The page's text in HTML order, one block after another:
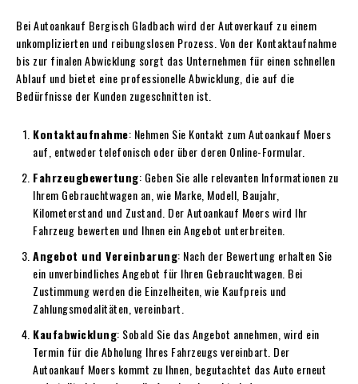
Bei Autoankauf Bergisch Gladbach wird der Autoverkauf zu einem
unkomplizierten und reibungslosen Prozess. Von der Kontaktaufnahme
bis zur finalen Abwicklung sorgt das Unternehmen für einen schnellen
Ablauf und bietet eine professionelle Abwicklung, die auf die
Bedürfnisse der Kunden zugeschnitten ist.
Kontaktaufnahme: Nehmen Sie Kontakt zum Autoankauf Moers
auf, entweder telefonisch oder über deren Online-Formular.
Fahrzeugbewertung: Geben Sie alle relevanten Informationen zu
Ihrem Gebrauchtwagen an, wie Marke, Modell, Baujahr,
Kilometerstand und Zustand. Der Autoankauf Moers wird Ihr
Fahrzeug bewerten und Ihnen ein Angebot unterbreiten.
Angebot und Vereinbarung: Nach der Bewertung erhalten Sie
ein unverbindliches Angebot für Ihren Gebrauchtwagen. Bei
Zustimmung werden die Einzelheiten, wie Kaufpreis und
Zahlungsmodalitäten, vereinbart.
Kaufabwicklung: Sobald Sie das Angebot annehmen, wird ein
Termin für die Abholung Ihres Fahrzeugs vereinbart. Der
Autoankauf Moers kommt zu Ihnen, begutachtet das Auto erneut